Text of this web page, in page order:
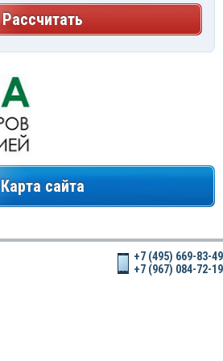
Рассчитать
Карта сайта
+7 (495) 669-83-49
+7 (967) 084-72-19